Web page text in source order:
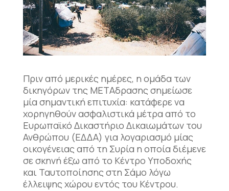
Πριν από μερικές ημέρες, η ομάδα των
δικηγόρων της ΜΕΤΑδρασης σημείωσε
μία σημαντική επιτυχία: κατάφερε να
χορηγηθούν ασφαλιστικά μέτρα από το
Ευρωπαϊκό Δικαστήριο Δικαιωμάτων του
Ανθρώπου (ΕΔΔΑ) για λογαριασμό μίας
οικογένειας από τη Συρία η οποία διέμενε
σε σκηνή έξω από το Κέντρο Υποδοχής
και Ταυτοποίησης στη Σάμο λόγω
έλλειψης χώρου εντός του Κέντρου.